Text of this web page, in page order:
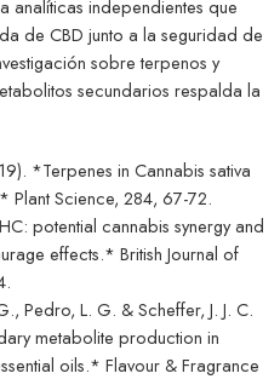
analíticas independientes que
de CBD junto a la seguridad de
sobre terpenos y
secundarios respalda la
*Terpenes in Cannabis sativa
Plant Science, 284, 67-72.
potential cannabis synergy and
effects.* British Journal of
Pedro, L. G. & Scheffer, J. J. C.
metabolite production in
oils.* Flavour & Fragrance